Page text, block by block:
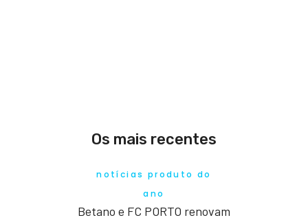
Os mais recentes
notícias produto do
ano
Betano e FC PORTO renovam